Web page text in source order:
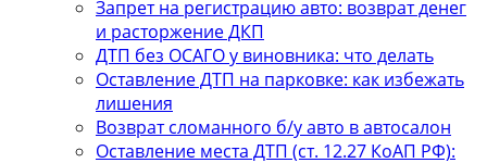
Запрет на регистрацию авто: возврат денег
и расторжение ДКП
ДТП без ОСАГО у виновника: что делать
Оставление ДТП на парковке: как избежать
лишения
Возврат сломанного б/у авто в автосалон
Оставление места ДТП (ст. 12.27 КоАП РФ):